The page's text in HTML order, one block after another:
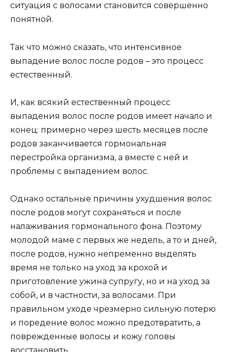
ситуация с волосами становится совершенно
понятной.
Так что можно сказать, что интенсивное
выпадение волос после родов – это процесс
естественный.
И, как всякий естественный процесс
выпадения волос после родов имеет начало и
конец: примерно через шесть месяцев после
родов заканчивается гормональная
перестройка организма, а вместе с ней и
проблемы с выпадением волос.
Однако остальные причины ухудшения волос
после родов могут сохраняться и после
налаживания гормонального фона. Поэтому
молодой маме с первых же недель, а то и дней,
после родов, нужно непременно выделять
время не только на уход за крохой и
приготовление ужина супругу, но и на уход за
собой, и в частности, за волосами. При
правильном уходе чрезмерно сильную потерю
и поредение волос можно предотвратить, а
поврежденные волосы и кожу головы